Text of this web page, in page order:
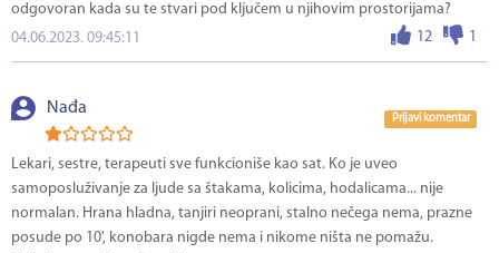
odgovoran kada su te stvari pod ključem u njihovim prostorijama?
12
1
04.06.2023. 09:45:11
Nađa
Prijavi komentar
Lekari, sestre, terapeuti sve funkcioniše kao sat. Ko je uveo
samoposluživanje za ljude sa štakama, kolicima, hodalicama... nije
normalan. Hrana hladna, tanjiri neoprani, stalno nečega nema, prazne
posude po 10', konobara nigde nema i nikome ništa ne pomažu.